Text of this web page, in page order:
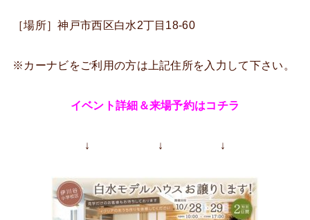
［場所］神戸市西区白水2丁目18-60
※カーナビをご利用の方は上記住所を入力して下さい。
イベント詳細＆来場予約はコチラ
↓ ↓ ↓